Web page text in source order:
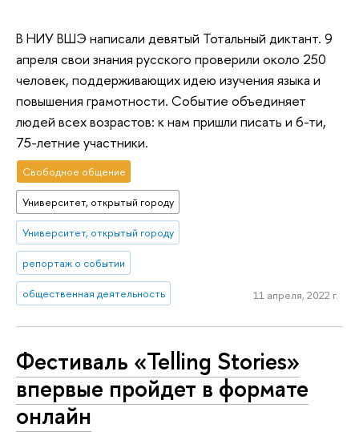
В НИУ ВШЭ написали девятый Тотальный диктант. 9
апреля свои знания русского проверили около 250
человек, поддерживающих идею изучения языка и
повышения грамотности. Событие объединяет
людей всех возрастов: к нам пришли писать и 6-ти,
75-летние участники.
Свободное общение
Университет, открытый городу
Университет, открытый городу
репортаж о событии
общественная деятельность 11 апреля, 2022 г.
Фестиваль «Telling Stories»
впервые пройдет в формате
онлайн